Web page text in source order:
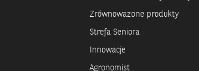
Zrównoważone produkty
Strefa Seniora
Innowacje
Agronomist